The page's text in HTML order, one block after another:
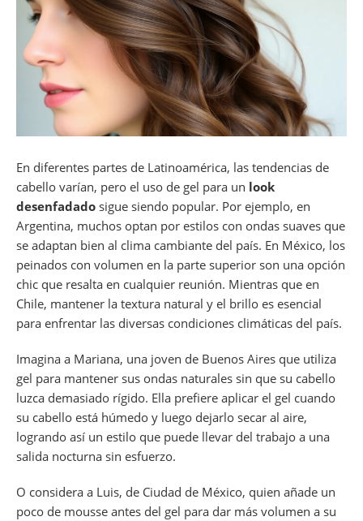
En diferentes partes de Latinoamérica, las tendencias de
cabello varían, pero el uso de gel para un look
desenfadado sigue siendo popular. Por ejemplo, en
Argentina, muchos optan por estilos con ondas suaves que
se adaptan bien al clima cambiante del país. En México, los
peinados con volumen en la parte superior son una opción
chic que resalta en cualquier reunión. Mientras que en
Chile, mantener la textura natural y el brillo es esencial
para enfrentar las diversas condiciones climáticas del país.
Imagina a Mariana, una joven de Buenos Aires que utiliza
gel para mantener sus ondas naturales sin que su cabello
luzca demasiado rígido. Ella prefiere aplicar el gel cuando
su cabello está húmedo y luego dejarlo secar al aire,
logrando así un estilo que puede llevar del trabajo a una
salida nocturna sin esfuerzo.
O considera a Luis, de Ciudad de México, quien añade un
poco de mousse antes del gel para dar más volumen a su